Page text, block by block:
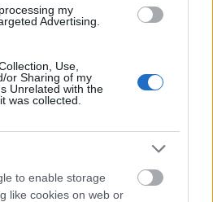
my
Advertising.
Use,
or Sharing of my
Unrelated with the
was collected.
to enable storage
like cookies on web or
אז, כדי להפעיל את מצב התחזוקה,